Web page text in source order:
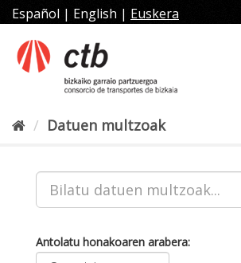
Joan
edukira
Español | English | Euskera
Datuen multzoak
Antolatu honakoaren arabera